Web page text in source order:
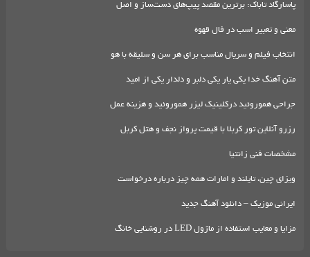
پاسارگاد تاباک: برترین مقصد پیپ‌های دست‌ساز و اصل
معنی و تعبیر اسب در فال قهوه
انتخاب فیلم و سریال مناسب برای هر سن و سلیقه با هو
متن آهنگ خدا یکی یار یکی دلبر و دلدار یکی از امید
جراحی هموروئید درکلینیک لیزر هموروئید و هزینه عمل
رزرو آنلاین تور کربلا با قیمت پرواز نجف و هتل کربل
مشخصات فنی زانتیا
ویزای چین، تایلند و امارات همه چیز درباره درخواست
ایرانی موزیک – دانلود آهنگ جدید
مزایا و معایب استفاده از ماژول LED در روشنایی خانگ